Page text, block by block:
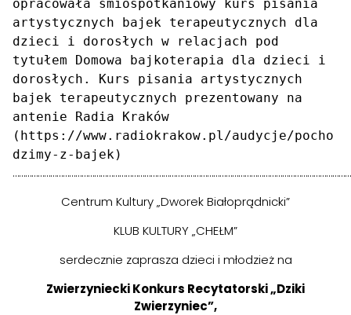
opracowała śmiospotkaniowy kurs pisania
artystycznych bajek terapeutycznych dla
dzieci i dorosłych w relacjach pod
tytułem Domowa bajkoterapia dla dzieci i
dorosłych. Kurs pisania artystycznych
bajek terapeutycznych prezentowany na
antenie Radia Kraków
(https://www.radiokrakow.pl/audycje/pocho
dzimy-z-bajek)
Centrum Kultury „Dworek Białoprądnicki”
KLUB KULTURY „CHEŁM”
serdecznie zaprasza dzieci i młodzież na
ZwierzynieckiKonkurs Recytatorski „Dziki
Zwierzyniec”,